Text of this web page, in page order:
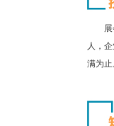
人，
满为止